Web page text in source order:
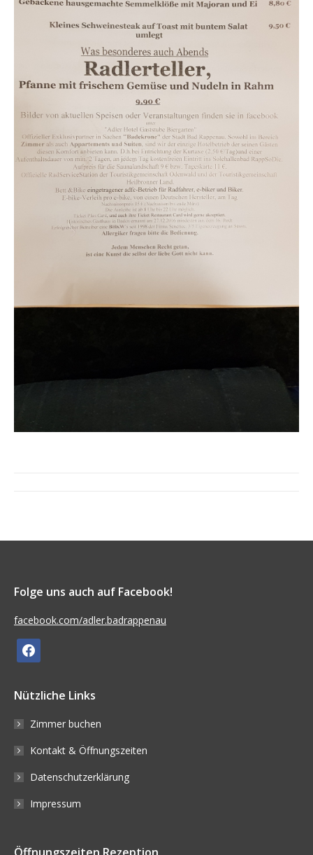
Folge uns auch auf Facebook!
facebook.com/adler.badrappenau
facebook
Nützliche Links
Zimmer buchen
Kontakt & Öffnungszeiten
Datenschutzerklärung
Impressum